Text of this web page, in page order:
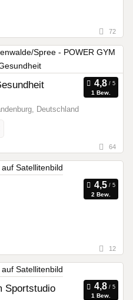
72
1 Bew.
Deutschland
64
2 Bew.
12
Sportstudio
1 Bew.